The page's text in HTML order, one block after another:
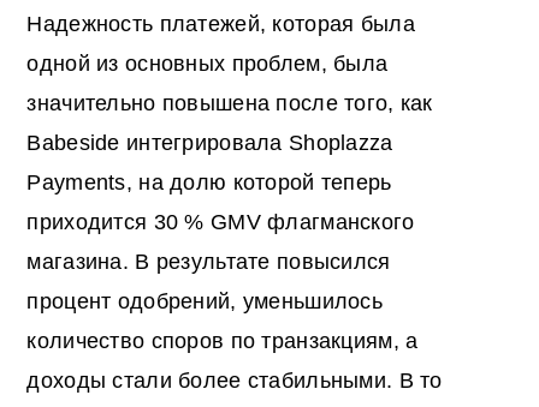
Надежность платежей, которая была
одной из основных проблем, была
значительно повышена после того, как
Babeside интегрировала Shoplazza
Payments, на долю которой теперь
приходится 30 % GMV флагманского
магазина. В результате повысился
процент одобрений, уменьшилось
количество споров по транзакциям, а
доходы стали более стабильными. В то